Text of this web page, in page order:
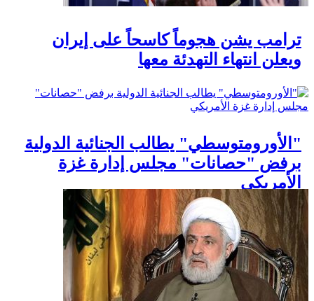
ترامب يشن هجوماً كاسحاً على إيران
ويعلن انتهاء التهدئة معها
"الأورومتوسطي" يطالب الجنائية الدولية
برفض "حصانات" مجلس إدارة غزة
الأمريكي